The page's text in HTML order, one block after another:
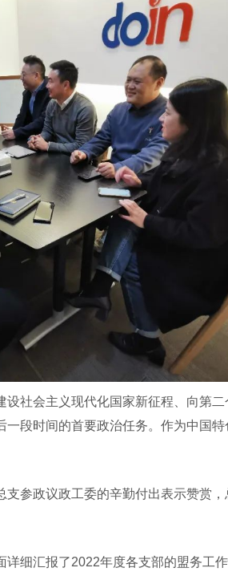
会主义现代化国家新征程、向第二
段时间的首要政治任务。作为中国
政议政工委的辛勤付出表示赞赏，
汇报了2022年度各支部的盟务工作